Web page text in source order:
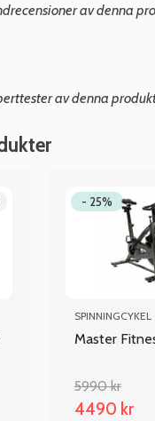
av denna
av denna
- 25%
SPINNINGCYKEL
Master
5990 kr
4490 kr